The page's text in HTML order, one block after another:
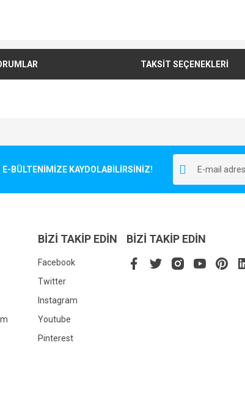
TAKSİT SEÇENEKLERİ
BÜLTENİMİZE KAYDOLABİLİRSİNİZ!
BİZİ TAKİP EDİN
Facebook
Twitter
Instagram
Youtube
Pinterest
BİZİ TAKİP EDİN